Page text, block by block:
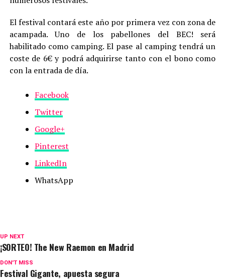
El festival contará este año por primera vez con zona de
acampada. Uno de los pabellones del BEC! será
habilitado como camping. El pase al camping tendrá un
coste de 6€ y podrá adquirirse tanto con el bono como
con la entrada de día.
Facebook
Twitter
Google+
Pinterest
LinkedIn
WhatsApp
UP NEXT
¡SORTEO! The New Raemon en Madrid
DON'T MISS
Festival Gigante, apuesta segura